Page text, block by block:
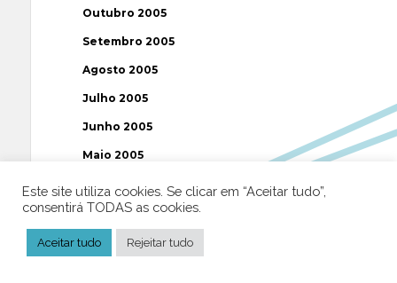
Outubro 2005
Setembro 2005
Agosto 2005
Julho 2005
Junho 2005
Maio 2005
Abril 2005
Março 2005
Fevereiro 2005
Este site utiliza cookies. Se clicar em “Aceitar tudo”,
consentirá TODAS as cookies.
Aceitar tudo Rejeitar tudo